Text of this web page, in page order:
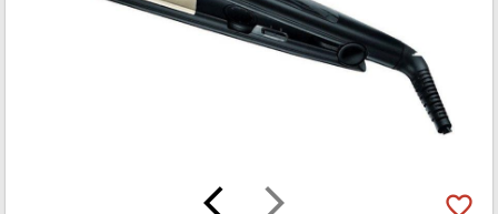
arrow_forward_ios
arrow_back_ios favorite_border